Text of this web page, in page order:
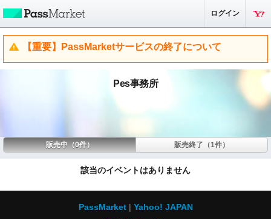
ログイン
【重要】PassMarketサービスの終了について
Pes事務所
販売中（0件） 販売終了（1件）
該当のイベントはありません
PassMarket
Yahoo! JAPAN